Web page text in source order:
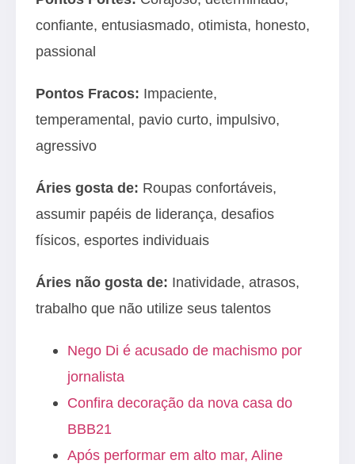
confiante, entusiasmado, otimista, honesto,
passional
Pontos Fracos: Impaciente,
temperamental, pavio curto, impulsivo,
agressivo
Áries gosta de: Roupas confortáveis,
assumir papéis de liderança, desafios
físicos, esportes individuais
Áries não gosta de: Inatividade, atrasos,
trabalho que não utilize seus talentos
Nego Di é acusado de machismo por
jornalista
Confira decoração da nova casa do
BBB21
Após performar em alto mar, Aline